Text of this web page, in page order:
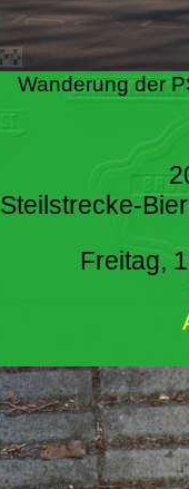
Wanderung der
Steilstrecke-
Freitag,